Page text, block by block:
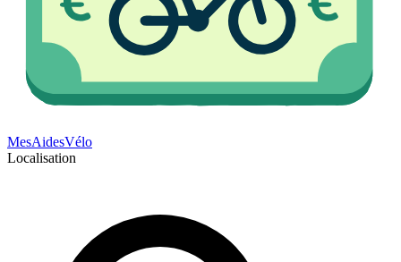
MesAidesVélo
Localisation